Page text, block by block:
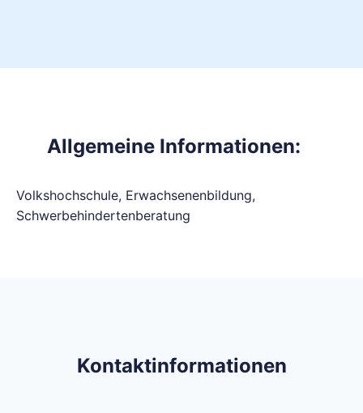
Allgemeine Informationen:
Volkshochschule, Erwachsenenbildung,
Schwerbehindertenberatung
Kontaktinformationen